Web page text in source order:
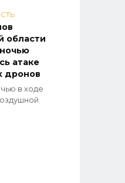
области
атаке
дронов
в ходе